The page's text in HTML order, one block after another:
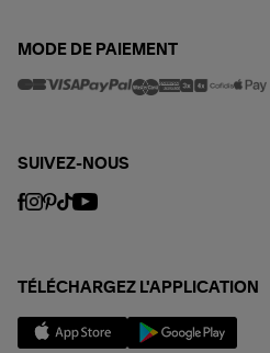
MODE DE PAIEMENT
SUIVEZ-NOUS
TÉLÉCHARGEZ L'APPLICATION